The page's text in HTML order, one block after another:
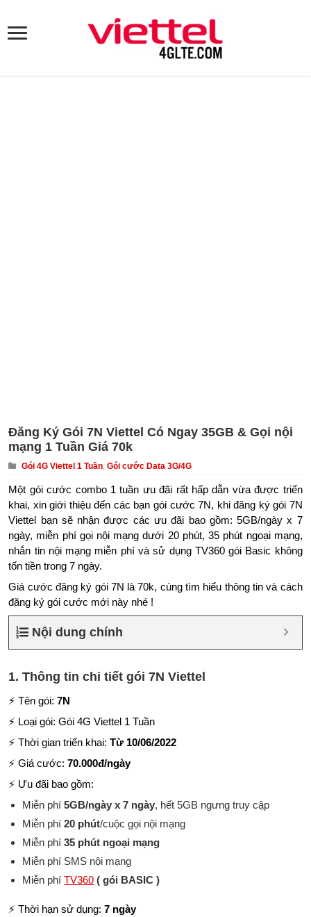
Đăng Ký Gói 7N Viettel Có Ngay 35GB & Gọi nội
mạng 1 Tuần Giá 70k
Gói 4G Viettel 1 Tuần,Gói cước Data 3G/4G
Một gói cước combo 1 tuần ưu đãi rất hấp dẫn vừa được triển
khai, xin giới thiệu đến các bạn gói cước 7N, khi đăng ký gói 7N
Viettel bạn sẽ nhận được các ưu đãi bao gồm: 5GB/ngày x 7
ngày, miễn phí gọi nội mạng dưới 20 phút, 35 phút ngoại mạng,
nhắn tin nội mạng miễn phí và sử dụng TV360 gói Basic không
tốn tiền trong 7 ngày.
Giá cước đăng ký gói 7N là 70k, cùng tìm hiểu thông tin và cách
đăng ký gói cước mới này nhé !
Nội dung chính
1. Thông tin chi tiết gói 7N Viettel
⚡ Tên gói:7N
⚡ Loại gói: Gói 4G Viettel 1 Tuần
⚡ Thời gian triển khai:Từ 10/06/2022
⚡ Giá cước:70.000đ/ngày
⚡ Ưu đãi bao gồm:
Miễn phí 5GB/ngày x 7 ngày, hết 5GB ngưng truy cập
Miễn phí20 phút/cuộc gọi nội mạng
Miễn phí35 phút ngoại mạng
Miễn phí SMS nội mạng
Miễn phíTV360 ( gói BASIC )
⚡ Thời hạn sử dụng:7 ngày